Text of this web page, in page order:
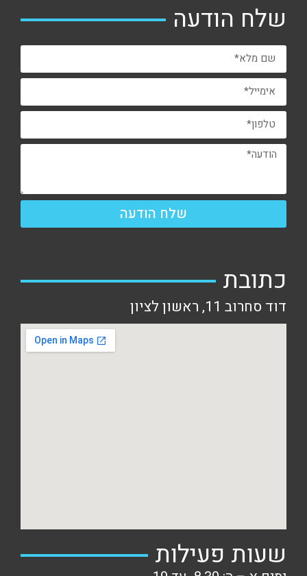
שלח הודעה
שלח הודעה
כתובת
דוד סחרוב 11, ראשון לציון
שעות פעילות